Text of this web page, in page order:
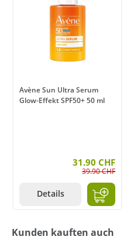
Avène Sun Ultra Serum
Glow-Effekt SPF50+ 50 ml
31.90 CHF
39.90 CHF
Details
Kunden kauften auch